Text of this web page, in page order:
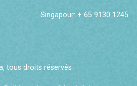
Singapour: + 65 9130 1245
tous droits réservés